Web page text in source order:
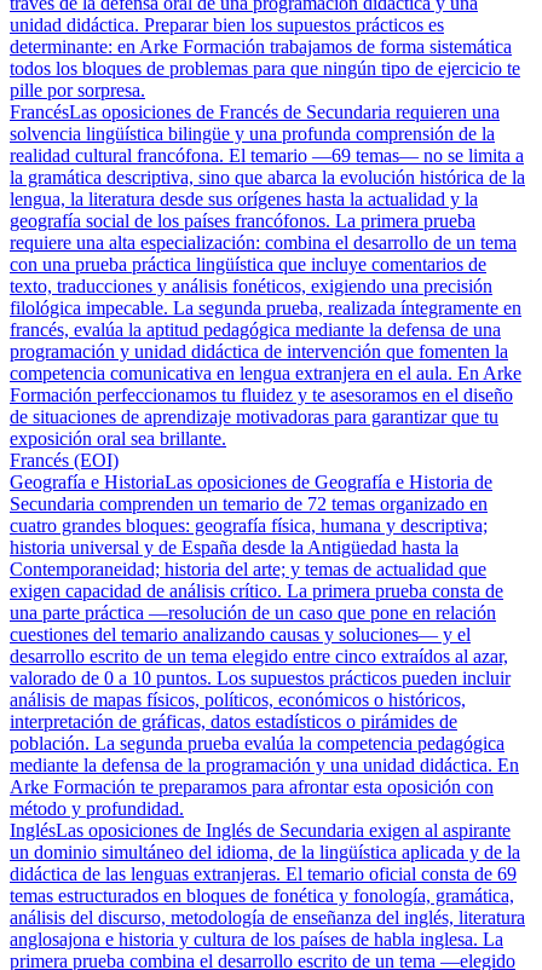
unidad didáctica. Preparar bien los supuestos prácticos es
determinante: en Arke Formación trabajamos de forma sistemática
todos los bloques de problemas para que ningún tipo de ejercicio te
pille por sorpresa.
FrancésLas oposiciones de Francés de Secundaria requieren una
solvencia lingüística bilingüe y una profunda comprensión de la
realidad cultural francófona. El temario —69 temas— no se limita a
la gramática descriptiva, sino que abarca la evolución histórica de la
lengua, la literatura desde sus orígenes hasta la actualidad y la
geografía social de los países francófonos. La primera prueba
requiere una alta especialización: combina el desarrollo de un tema
con una prueba práctica lingüística que incluye comentarios de
texto, traducciones y análisis fonéticos, exigiendo una precisión
filológica impecable. La segunda prueba, realizada íntegramente en
francés, evalúa la aptitud pedagógica mediante la defensa de una
programación y unidad didáctica de intervención que fomenten la
competencia comunicativa en lengua extranjera en el aula. En Arke
Formación perfeccionamos tu fluidez y te asesoramos en el diseño
de situaciones de aprendizaje motivadoras para garantizar que tu
exposición oral sea brillante.
Francés (EOI)
Geografía e HistoriaLas oposiciones de Geografía e Historia de
Secundaria comprenden un temario de 72 temas organizado en
cuatro grandes bloques: geografía física, humana y descriptiva;
historia universal y de España desde la Antigüedad hasta la
Contemporaneidad; historia del arte; y temas de actualidad que
exigen capacidad de análisis crítico. La primera prueba consta de
una parte práctica —resolución de un caso que pone en relación
cuestiones del temario analizando causas y soluciones— y el
desarrollo escrito de un tema elegido entre cinco extraídos al azar,
valorado de 0 a 10 puntos. Los supuestos prácticos pueden incluir
análisis de mapas físicos, políticos, económicos o históricos,
interpretación de gráficas, datos estadísticos o pirámides de
población. La segunda prueba evalúa la competencia pedagógica
mediante la defensa de la programación y una unidad didáctica. En
Arke Formación te preparamos para afrontar esta oposición con
método y profundidad.
InglésLas oposiciones de Inglés de Secundaria exigen al aspirante
un dominio simultáneo del idioma, de la lingüística aplicada y de la
didáctica de las lenguas extranjeras. El temario oficial consta de 69
temas estructurados en bloques de fonética y fonología, gramática,
análisis del discurso, metodología de enseñanza del inglés, literatura
anglosajona e historia y cultura de los países de habla inglesa. La
primera prueba combina el desarrollo escrito de un tema —elegido